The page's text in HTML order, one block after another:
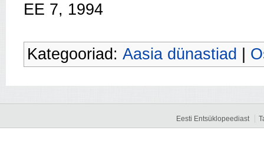
EE 7, 1994
Kategooriad: Aasia dünastiad
Eesti Entsüklopeediast